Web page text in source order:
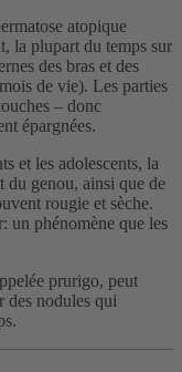
atopique
la plupart du temps sur
des bras et des
de vie). Les parties
– donc
épargnées.
et les adolescents, la
du genou, ainsi que de
rougie et sèche.
un phénomène que les
prurigo, peut
des nodules qui